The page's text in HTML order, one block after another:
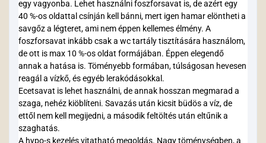
egy vagyonba. Lehet használni foszforsavat is, de azért egy
40 %-os oldattal csínján kell bánni, mert igen hamar elöntheti a
savgőz a légteret, ami nem éppen kellemes élmény. A
foszforsavat inkább csak a wc tartály tisztítására használom,
de ott is max 10 %-os oldat formájában. Éppen elegendő
annak a hatása is. Töményebb formában, túlságosan hevesen
reagál a vízkő, és egyéb lerakódásokkal.
Ecetsavat is lehet használni, de annak hosszan megmarad a
szaga, nehéz kiöblíteni. Savazás után kicsit büdös a víz, de
ettől nem kell megijedni, a második feltöltés után eltűnik a
szaghatás.
A hypo-s kezelés vitatható megoldás. Nagy töménységben, a